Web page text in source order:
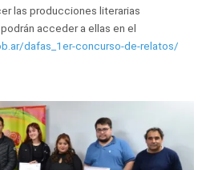
las producciones literarias
acceder a ellas en el
dafas_1er-concurso-de-relatos/